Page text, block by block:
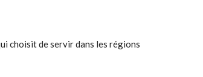
choisit de servir dans les régions